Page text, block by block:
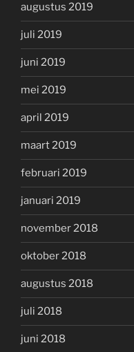
augustus 2019
juli 2019
juni 2019
mei 2019
april 2019
maart 2019
februari 2019
januari 2019
november 2018
oktober 2018
augustus 2018
juli 2018
juni 2018